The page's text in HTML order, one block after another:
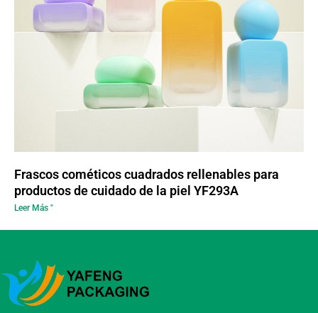
Frascos cométicos cuadrados rellenables para
productos de cuidado de la piel YF293A
Leer Más "